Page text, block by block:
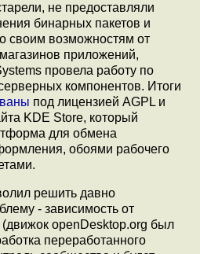
не предоставляли
бинарных пакетов и
своим возможностям от
приложений,
провела работу по
компонентов. Итоги
под лицензией AGPL и
KDE Store, который
для обмена
обоями рабочего
решить давно
- зависимость от
(движок openDesktop.org был
переработанного